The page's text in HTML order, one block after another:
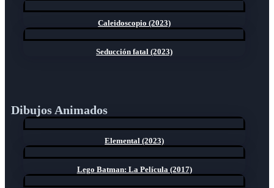
Caleidoscopio (2023)
Seducción fatal (2023)
Dibujos Animados
Elemental (2023)
Lego Batman: La Película (2017)